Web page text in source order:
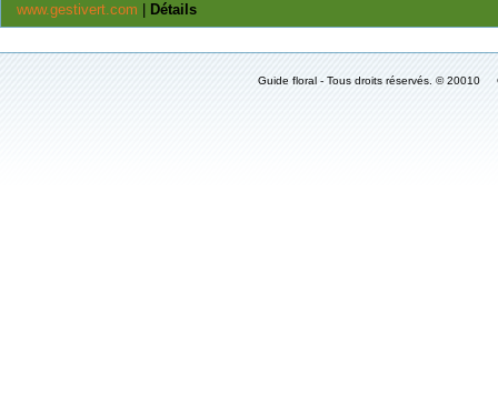
www.gestivert.com Détails
Guide floral - Tous droits réservés. ©